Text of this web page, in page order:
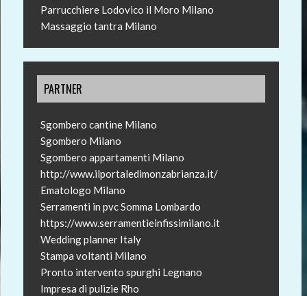
Parrucchiere Lodovico il Moro Milano
Massaggio tantra Milano
PARTNER
Sgombero cantine Milano
Sgombero Milano
Sgombero appartamenti Milano
http://www.ilportaledimonzabrianza.it/
Ematologo Milano
Serramenti in pvc Somma Lombardo
https://www.serramentieinfissimilano.it
Wedding planner Italy
Stampa voltanti Milano
Pronto intervento spurghi Legnano
Impresa di pulizie Rho